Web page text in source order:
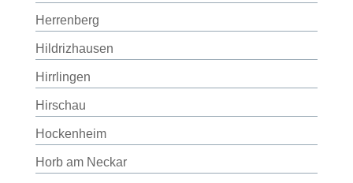
Herrenberg
Hildrizhausen
Hirrlingen
Hirschau
Hockenheim
Horb am Neckar